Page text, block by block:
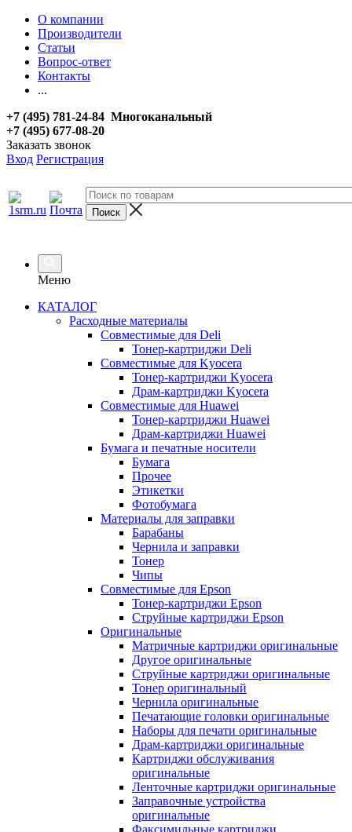
О компании
Производители
Статьи
Вопрос-ответ
Контакты
...
+7 (495) 781-24-84 Многоканальный
+7 (495) 677-08-20
Заказать звонок
Вход Регистрация
Меню
КАТАЛОГ
Расходные материалы
Совместимые для Deli
Тонер-картриджи Deli
Совместимые для Kyocera
Тонер-картриджи Kyocera
Драм-картриджи Kyocera
Совместимые для Huawei
Тонер-картриджи Huawei
Драм-картриджи Huawei
Бумага и печатные носители
Бумага
Прочее
Этикетки
Фотобумага
Материалы для заправки
Барабаны
Чернила и заправки
Тонер
Чипы
Совместимые для Epson
Тонер-картриджи Epson
Струйные картриджи Epson
Оригинальные
Матричные картриджи оригинальные
Другое оригинальные
Струйные картриджи оригинальные
Тонер оригинальный
Чернила оригинальные
Печатающие головки оригинальные
Наборы для печати оригинальные
Драм-картриджи оригинальные
Картриджи обслуживания
оригинальные
Ленточные картриджи оригинальные
Заправочные устройства
оригинальные
Факсимильные картриджи